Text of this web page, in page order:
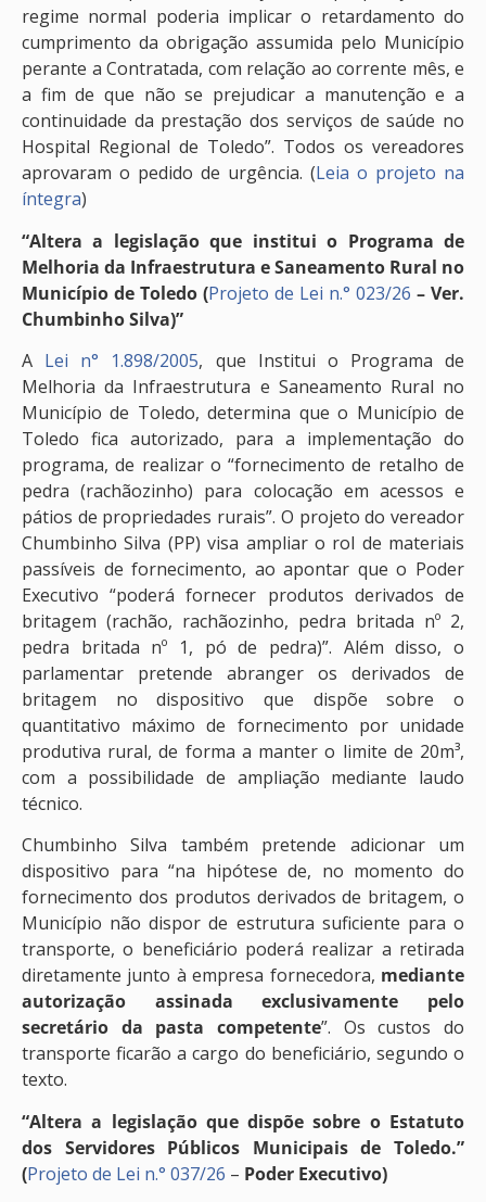
regime normal poderia implicar o retardamento do
cumprimento da obrigação assumida pelo Município
perante a Contratada, com relação ao corrente mês, e
a fim de que não se prejudicar a manutenção e a
continuidade da prestação dos serviços de saúde no
Hospital Regional de Toledo”. Todos os vereadores
aprovaram o pedido de urgência. (Leia o projeto na
íntegra)
“Altera a legislação que institui o Programa de
Melhoria da Infraestrutura e Saneamento Rural no
Município de Toledo (Projeto de Lei n.° 023/26 – Ver.
Chumbinho Silva)”
A Lei n° 1.898/2005, que Institui o Programa de
Melhoria da Infraestrutura e Saneamento Rural no
Município de Toledo, determina que o Município de
Toledo fica autorizado, para a implementação do
programa, de realizar o “fornecimento de retalho de
pedra (rachãozinho) para colocação em acessos e
pátios de propriedades rurais”. O projeto do vereador
Chumbinho Silva (PP) visa ampliar o rol de materiais
passíveis de fornecimento, ao apontar que o Poder
Executivo “poderá fornecer produtos derivados de
britagem (rachão, rachãozinho, pedra britada nº 2,
pedra britada nº 1, pó de pedra)”. Além disso, o
parlamentar pretende abranger os derivados de
britagem no dispositivo que dispõe sobre o
quantitativo máximo de fornecimento por unidade
produtiva rural, de forma a manter o limite de 20m³,
com a possibilidade de ampliação mediante laudo
técnico.
Chumbinho Silva também pretende adicionar um
dispositivo para “na hipótese de, no momento do
fornecimento dos produtos derivados de britagem, o
Município não dispor de estrutura suficiente para o
transporte, o beneficiário poderá realizar a retirada
diretamente junto à empresa fornecedora, mediante
autorização assinada exclusivamente pelo
secretário da pasta competente”. Os custos do
transporte ficarão a cargo do beneficiário, segundo o
texto.
“Altera a legislação que dispõe sobre o Estatuto
dos Servidores Públicos Municipais de Toledo.”
(Projeto de Lei n.° 037/26 – Poder Executivo)